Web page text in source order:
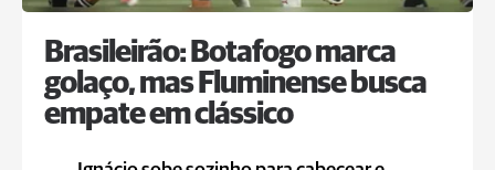
Brasileirão: Botafogo marca
golaço, mas Fluminense busca
empate em clássico